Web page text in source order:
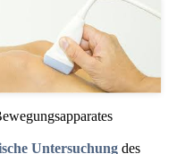
Untersuchung des